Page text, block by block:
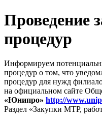
Проведение
процедур
Информируем
процедур о том, что
процедур для нужд
на официальном сайте
«Юнипро» http://
Раздел «Закупки МТР,